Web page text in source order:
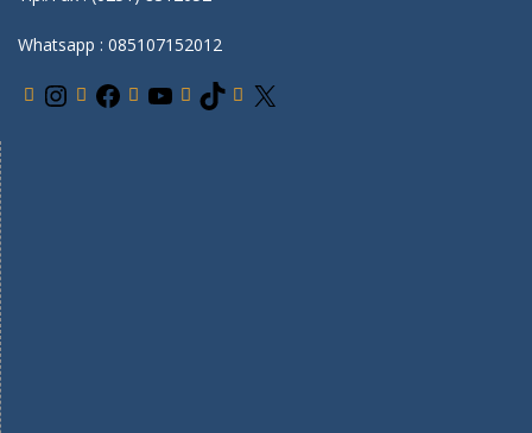
Whatsapp : 085107152012
F
Y
T